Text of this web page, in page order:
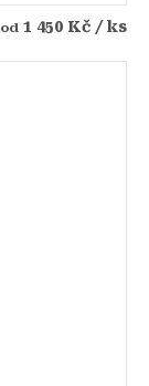
od 1 450 Kč / ks